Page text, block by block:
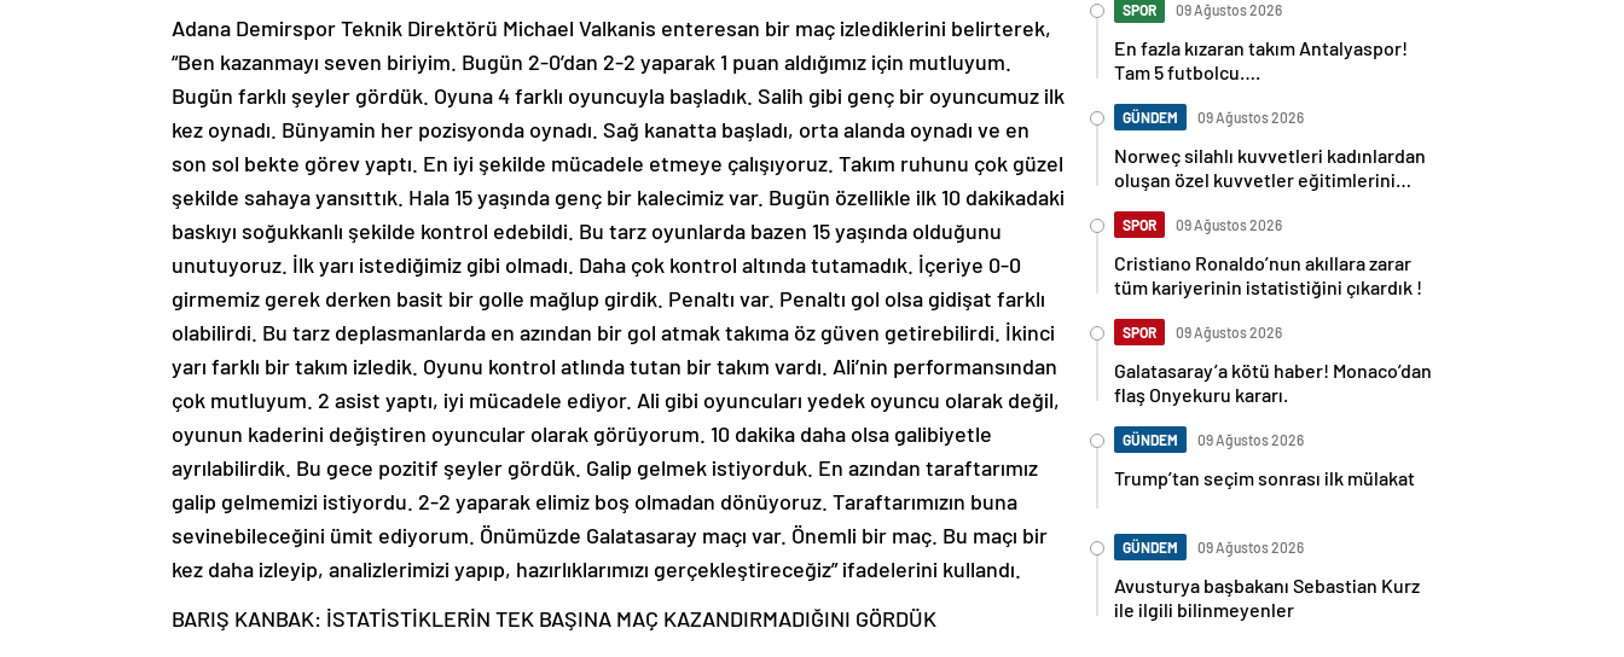
Adana Demirspor Teknik Direktörü Michael Valkanis enteresan bir maç izlediklerini belirterek,
“Ben kazanmayı seven biriyim. Bugün 2-0’dan 2-2 yaparak 1 puan aldığımız için mutluyum.
Bugün farklı şeyler gördük. Oyuna 4 farklı oyuncuyla başladık. Salih gibi genç bir oyuncumuz ilk
kez oynadı. Bünyamin her pozisyonda oynadı. Sağ kanatta başladı, orta alanda oynadı ve en
son sol bekte görev yaptı. En iyi şekilde mücadele etmeye çalışıyoruz. Takım ruhunu çok güzel
şekilde sahaya yansıttık. Hala 15 yaşında genç bir kalecimiz var. Bugün özellikle ilk 10 dakikadaki
baskıyı soğukkanlı şekilde kontrol edebildi. Bu tarz oyunlarda bazen 15 yaşında olduğunu
unutuyoruz. İlk yarı istediğimiz gibi olmadı. Daha çok kontrol altında tutamadık. İçeriye 0-0
girmemiz gerek derken basit bir golle mağlup girdik. Penaltı var. Penaltı gol olsa gidişat farklı
olabilirdi. Bu tarz deplasmanlarda en azından bir gol atmak takıma öz güven getirebilirdi. İkinci
yarı farklı bir takım izledik. Oyunu kontrol atlında tutan bir takım vardı. Ali’nin performansından
çok mutluyum. 2 asist yaptı, iyi mücadele ediyor. Ali gibi oyuncuları yedek oyuncu olarak değil,
oyunun kaderini değiştiren oyuncular olarak görüyorum. 10 dakika daha olsa galibiyetle
ayrılabilirdik. Bu gece pozitif şeyler gördük. Galip gelmek istiyorduk. En azından taraftarımız
galip gelmemizi istiyordu. 2-2 yaparak elimiz boş olmadan dönüyoruz. Taraftarımızın buna
sevinebileceğini ümit ediyorum. Önümüzde Galatasaray maçı var. Önemli bir maç. Bu maçı bir
kez daha izleyip, analizlerimizi yapıp, hazırlıklarımızı gerçekleştireceğiz” ifadelerini kullandı.
BARIŞ KANBAK: İSTATİSTİKLERİN TEK BAŞINA MAÇ KAZANDIRMADIĞINI GÖRDÜK
SPOR 09 Ağustos 2026
En fazla kızaran takım Antalyaspor!
Tam 5 futbolcu….
GÜNDEM 09 Ağustos 2026
Norweç silahlı kuvvetleri kadınlardan
oluşan özel kuvvetler eğitimlerini
SPOR 09 Ağustos 2026
Cristiano Ronaldo’nun akıllara zarar
tüm kariyerinin istatistiğini çıkardık !
SPOR 09 Ağustos 2026
Galatasaray’a kötü haber! Monaco’dan
flaş Onyekuru kararı.
GÜNDEM 09 Ağustos 2026
Trump’tan seçim sonrası ilk mülakat
GÜNDEM 09 Ağustos 2026
Avusturya başbakanı Sebastian Kurz
ile ilgili bilinmeyenler